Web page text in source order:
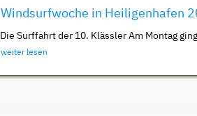
Windsurfwoche in Heiligenhafen
Die Surffahrt der 10. Klässler Am Montag
weiter lesen